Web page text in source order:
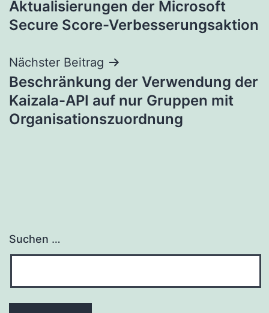
Aktualisierungen der Microsoft
Secure Score-Verbesserungsaktion
Nächster Beitrag
Beschränkung der Verwendung der
Kaizala-API auf nur Gruppen mit
Organisationszuordnung
Suchen …